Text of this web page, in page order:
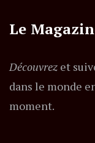
Le
Découvrez et
dans le monde
moment.